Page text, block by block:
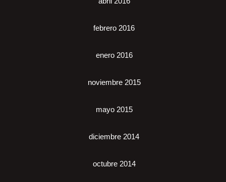
febrero 2016
enero 2016
noviembre 2015
mayo 2015
diciembre 2014
octubre 2014